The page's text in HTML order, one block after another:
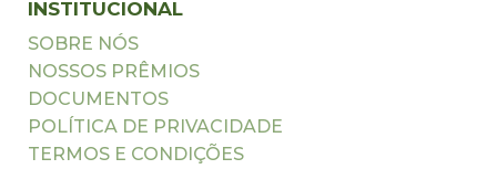
INSTITUCIONAL
SOBRE NÓS
NOSSOS PRÊMIOS
DOCUMENTOS
POLÍTICA DE PRIVACIDADE
TERMOS E CONDIÇÕES